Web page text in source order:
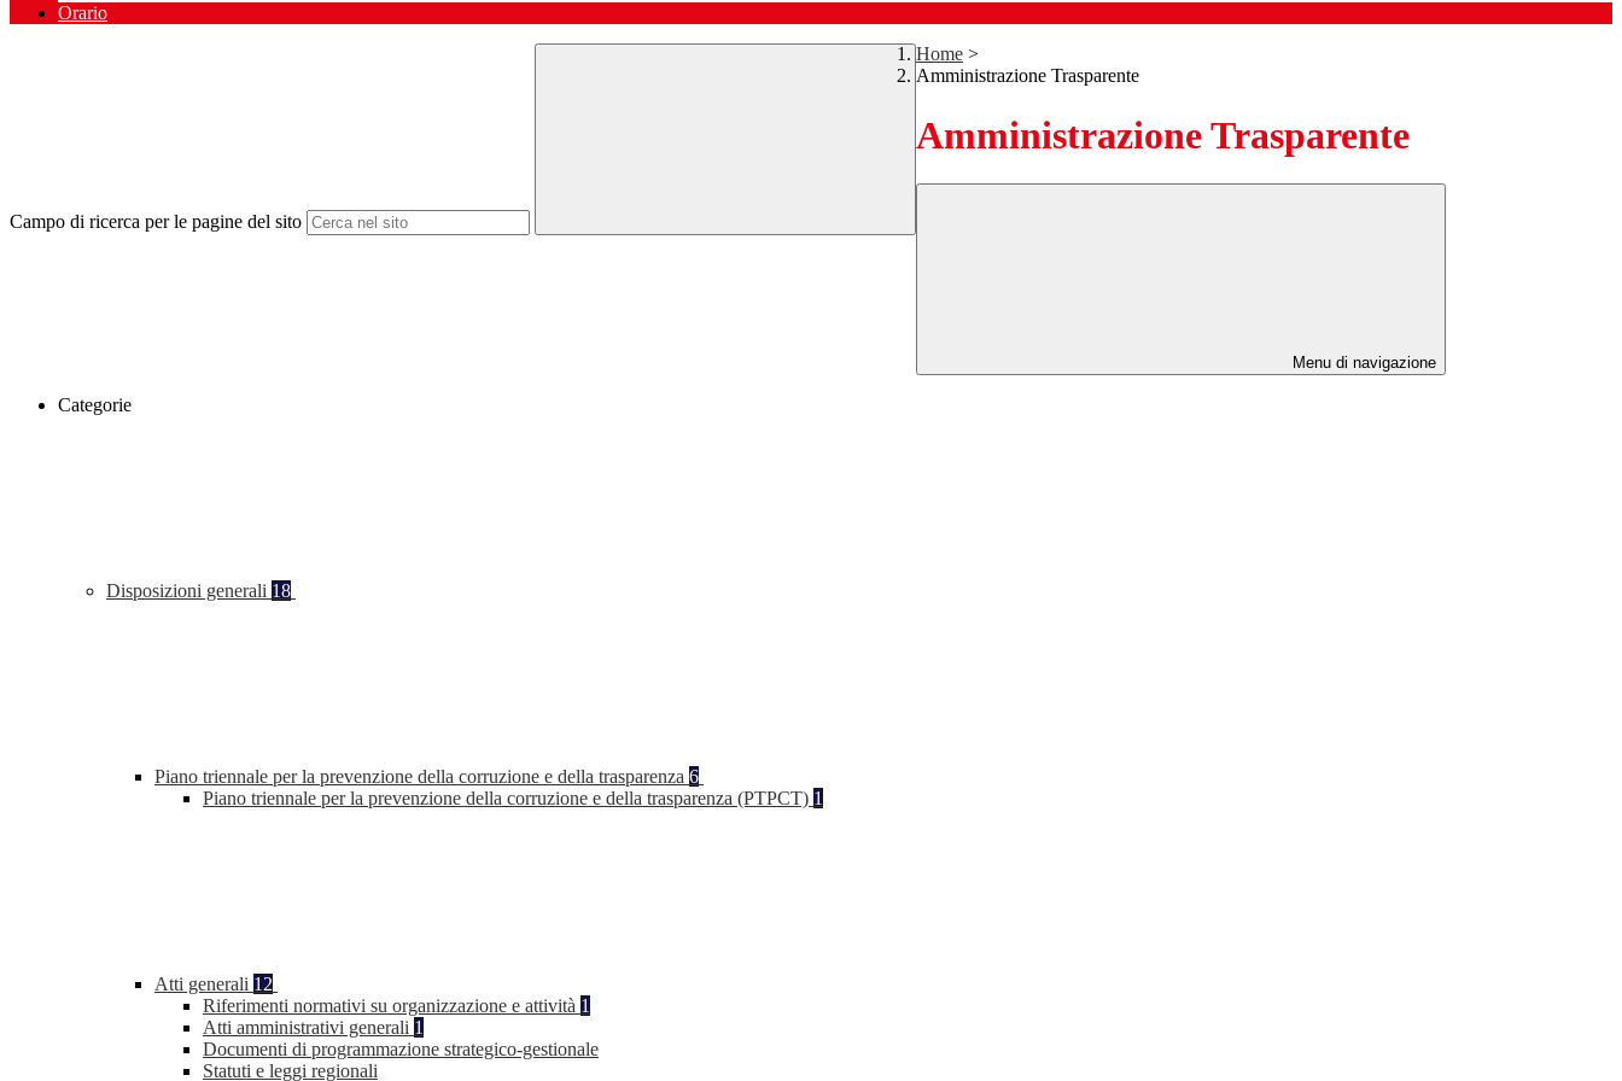
Orario
Campo di ricerca per le pagine del sito
Home >
Amministrazione Trasparente
Amministrazione Trasparente
Menu di navigazione
Categorie
Disposizioni generali 18
Piano triennale per la prevenzione della corruzione e della trasparenza 6
Piano triennale per la prevenzione della corruzione e della trasparenza (PTPCT) 1
Atti generali 12
Riferimenti normativi su organizzazione e attività 1
Atti amministrativi generali 1
Documenti di programmazione strategico-gestionale
Statuti e leggi regionali